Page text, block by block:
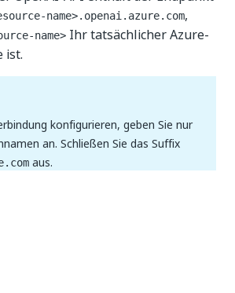
name>.openai.azure.com,
name> Ihr tatsächlicher Azure-
ist.
konfigurieren, geben Sie nur
an. Schließen Sie das Suffix
aus.